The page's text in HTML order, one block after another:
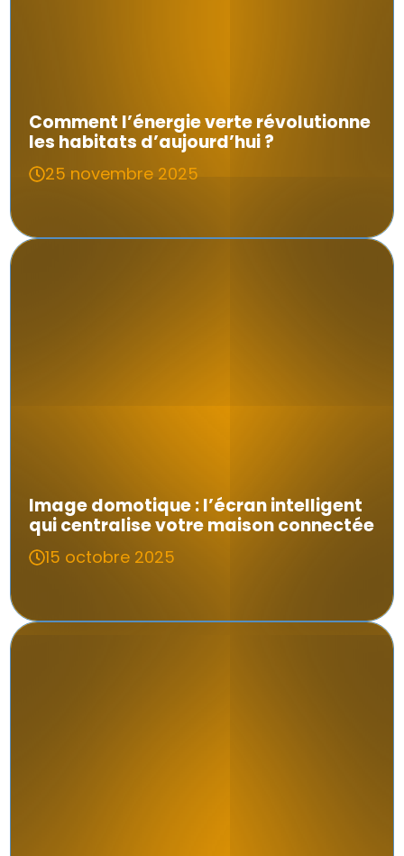
Comment l’énergie verte révolutionne
les habitats d’aujourd’hui ?
25 novembre 2025
Image domotique : l’écran intelligent
qui centralise votre maison connectée
15 octobre 2025